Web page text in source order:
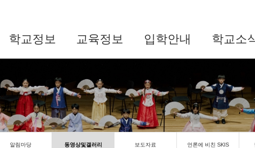
학교정보 교육정보 입학안내 학교소
알림마당 동영상및갤러리 보도자료 언론에 비친 SKIS